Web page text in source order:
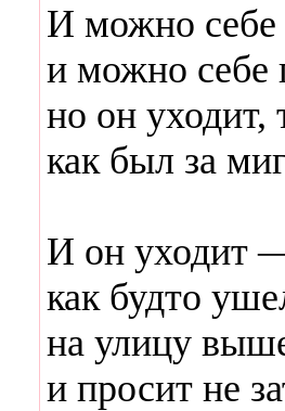
И можно себе
и можно себе
но он уходит,
как был за
И он уходит
как будто
на улицу
и просит не